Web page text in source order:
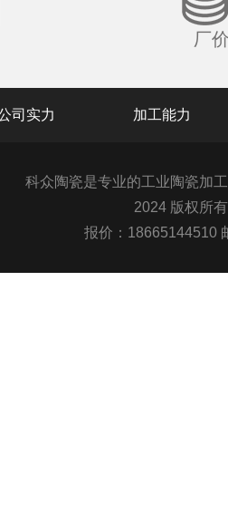
厂
司实力 加工能力
科众陶瓷是专业的工业陶瓷加
2024 版权所
报价：18665144510